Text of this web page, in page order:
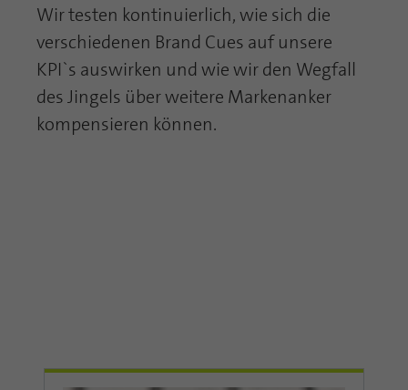
Wir testen kontinuierlich, wie sich die
verschiedenen Brand Cues auf unsere
KPI`s auswirken und wie wir den Wegfall
des Jingels über weitere Markenanker
kompensieren können.